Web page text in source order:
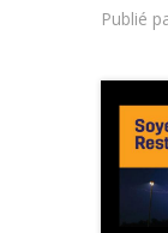
Publié